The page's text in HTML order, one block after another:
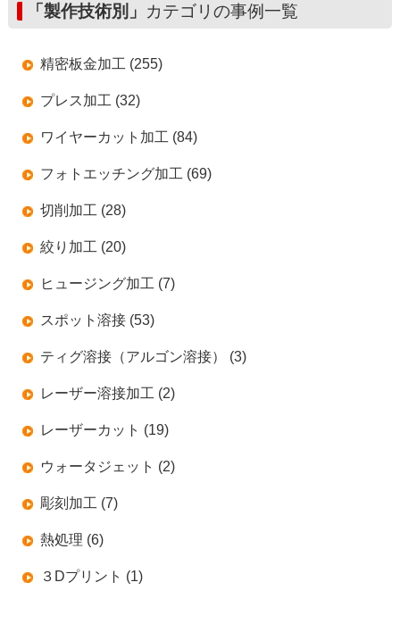
「製作技術別」 カテゴリの事例一覧
精密板金加工 (255)
プレス加工 (32)
ワイヤーカット加工 (84)
フォトエッチング加工 (69)
切削加工 (28)
絞り加工 (20)
ヒュージング加工 (7)
スポット溶接 (53)
ティグ溶接（アルゴン溶接） (3)
レーザー溶接加工 (2)
レーザーカット (19)
ウォータジェット (2)
彫刻加工 (7)
熱処理 (6)
３Dプリント (1)